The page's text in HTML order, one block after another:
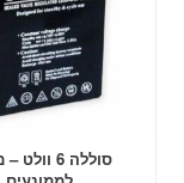
סוללה 6
האפשרויות